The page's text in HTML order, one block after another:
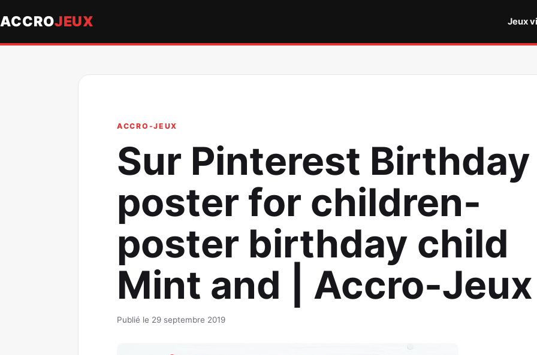
ACCROJEUX Jeux
ACCRO-JEUX
Sur Pinterest Birthday
poster for children-
poster birthday child
Mint and | Accro-Jeux
Publié le 29 septembre 2019